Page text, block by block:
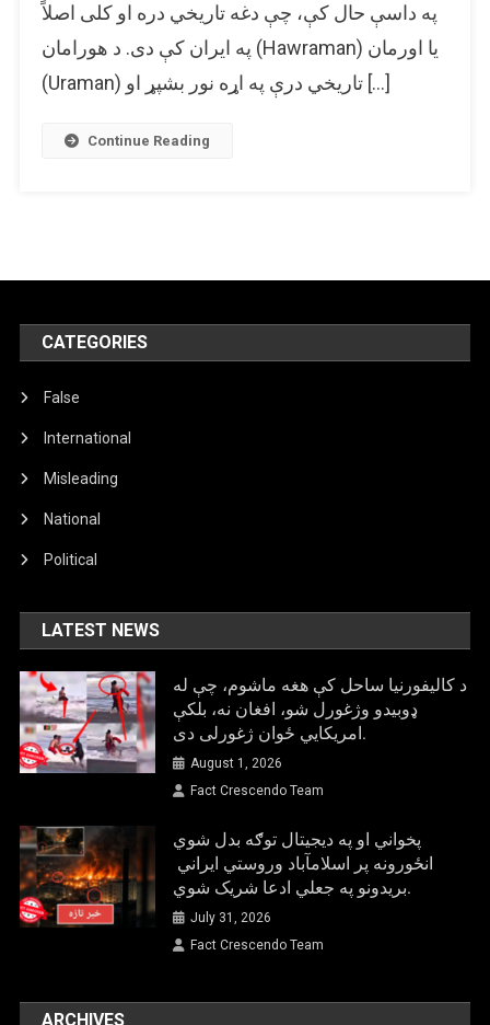
دا
کلی
کابل
که
په داسې حال کې، چې دغه تاریخي دره او کلی اصلاً
په ایران کې دی. د هورامان (Hawraman) یا اورمان
(Uraman) تاریخي درې په اړه نور بشپړ او […]
Continue Reading
CATEGORIES
False
International
Misleading
National
Political
LATEST NEWS
د کالیفورنیا ساحل کې هغه ماشوم، چې له
ډوبیدو وژغورل شو، افغان نه، بلکې
امریکایي ځوان ژغورلی دی.
August 1, 2026
Fact Crescendo Team
پخواني او په دیجیتال توګه بدل شوي
انځورونه پر اسلامآباد وروستي ایراني
بريدونو په جعلي ادعا شریک شوي.
July 31, 2026
Fact Crescendo Team
ARCHIVES